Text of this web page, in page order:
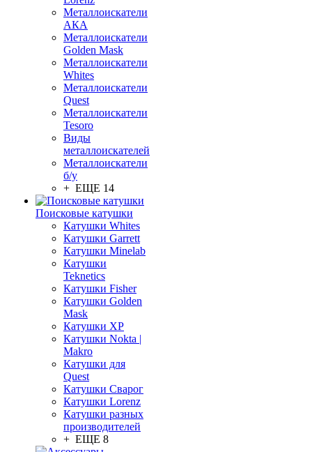
Металлоискатели
АКА
Металлоискатели
Golden Mask
Металлоискатели
Whites
Металлоискатели
Quest
Металлоискатели
Tesoro
Виды
металлоискателей
Металлоискатели
б/у
+ ЕЩЕ 14
Поисковые катушки
Катушки Whites
Катушки Garrett
Катушки Minelab
Катушки
Teknetics
Катушки Fisher
Катушки Golden
Mask
Катушки XP
Катушки Nokta |
Makro
Катушки для
Quest
Катушки Сварог
Катушки Lorenz
Катушки разных
производителей
+ ЕЩЕ 8